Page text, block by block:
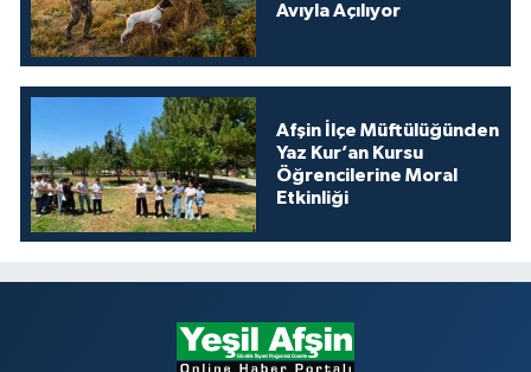
Avıyla Açılıyor
Afşin İlçe Müftülüğünden
Yaz Kur’an Kursu
Öğrencilerine Moral
Etkinliği